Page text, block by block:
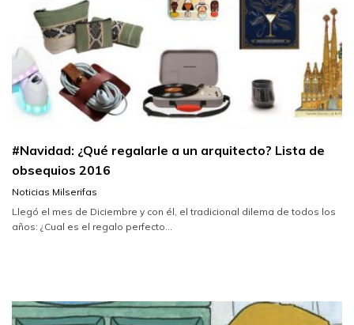
#Navidad: ¿Qué regalarle a un arquitecto? Lista de
obsequios 2016
Noticias Milserifas
Llegó el mes de Diciembre y con él, el tradicional dilema de todos los
años: ¿Cual es el regalo perfecto...